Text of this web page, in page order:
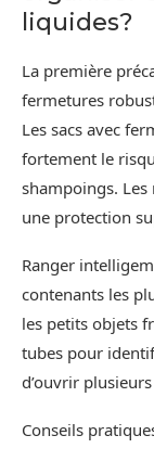
liquides?
La première
fermetures
Les sacs avec
fortement le
shampoings.
une protection
Ranger
contenants les
les petits objets
tubes pour
d’ouvrir
Conseils